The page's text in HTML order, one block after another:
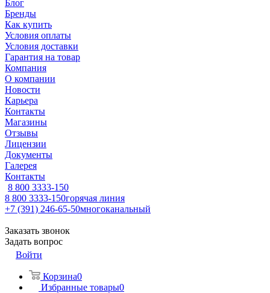
Блог
Бренды
Как купить
Условия оплаты
Условия доставки
Гарантия на товар
Компания
О компании
Новости
Карьера
Контакты
Магазины
Отзывы
Лицензии
Документы
Галерея
Контакты
8 800 3333-150
8 800 3333-150горячая линия
+7 (391) 246-65-50многоканальный
Заказать звонок
Задать вопрос
Войти
Корзина0
Избранные товары0